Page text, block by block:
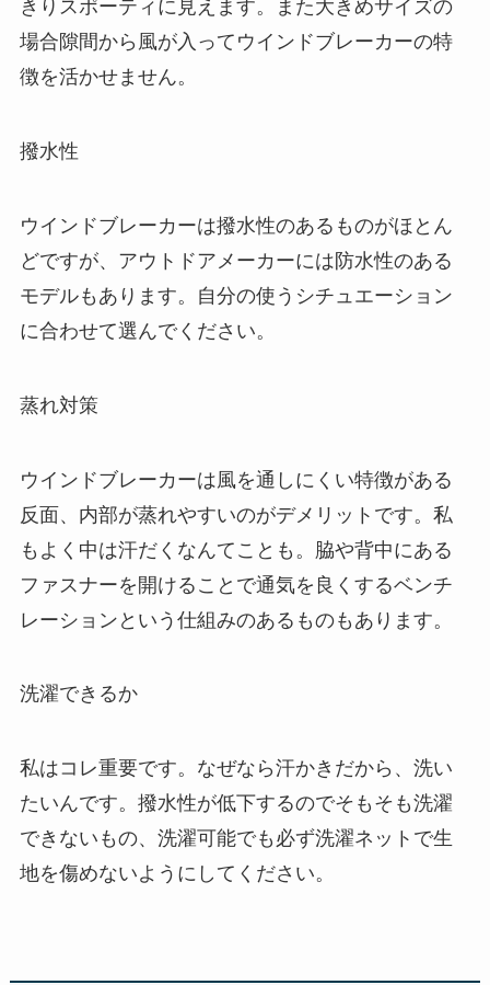
きりスポーティに見えます。また大きめサイズの
場合隙間から風が入ってウインドブレーカーの特
徴を活かせません。
撥水性
ウインドブレーカーは撥水性のあるものがほとん
どですが、アウトドアメーカーには防水性のある
モデルもあります。自分の使うシチュエーション
に合わせて選んでください。
蒸れ対策
ウインドブレーカーは風を通しにくい特徴がある
反面、内部が蒸れやすいのがデメリットです。私
もよく中は汗だくなんてことも。脇や背中にある
ファスナーを開けることで通気を良くするベンチ
レーションという仕組みのあるものもあります。
洗濯できるか
私はコレ重要です。なぜなら汗かきだから、洗い
たいんです。撥水性が低下するのでそもそも洗濯
できないもの、洗濯可能でも必ず洗濯ネットで生
地を傷めないようにしてください。